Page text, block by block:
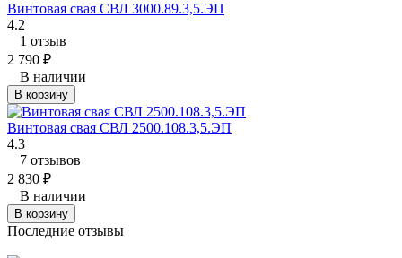
Винтовая свая СВЛ 3000.89.3,5.ЭП
4.2
1 отзыв
2 790 ₽
В наличии
В корзину
Винтовая свая СВЛ 2500.108.3,5.ЭП
4.3
7 отзывов
2 830 ₽
В наличии
В корзину
Последние отзывы